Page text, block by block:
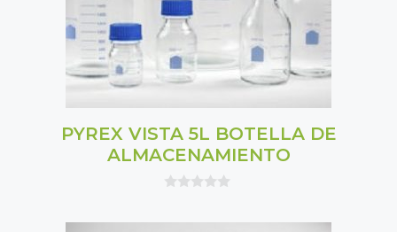
PYREX VISTA 5L BOTELLA DE
ALMACENAMIENTO
u